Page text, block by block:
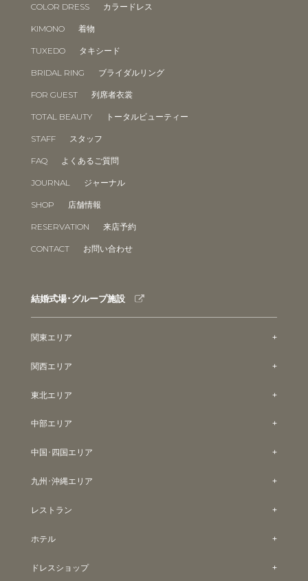
COLOR DRESS カラードレス
KIMONO 着物
TUXEDO タキシード
BRIDAL RING ブライダルリング
FOR GUEST 列席者衣裳
TOTAL BEAUTY トータルビューティー
STAFF スタッフ
FAQ よくあるご質問
JOURNAL ジャーナル
SHOP 店舗情報
RESERVATION 来店予約
CONTACT お問い合わせ
結婚式場･グループ施設
関東エリア
関西エリア
東北エリア
中部エリア
中国･四国エリア
九州･沖縄エリア
レストラン
ホテル
ドレスショップ